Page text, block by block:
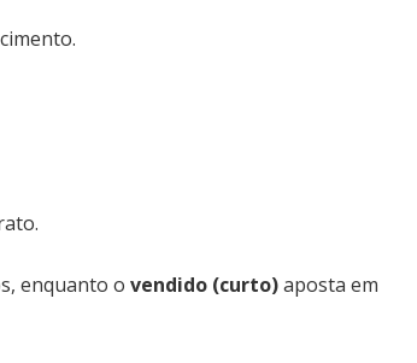
enquanto o vendido (curto)aposta em